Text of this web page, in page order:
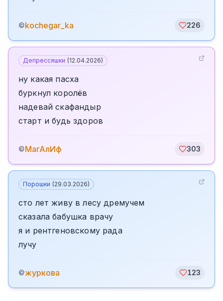
©kochegar_ka 226
Депрессяшки (12.04.2026)
ну какая пасха
буркнул королёв
надевай скафандыр
старт и будь здоров
©МагАлИф 303
Порошки (29.03.2026)
сто лет живу в лесу дремучем
сказала бабушка врачу
я и рентгеновскому рада
лучу
©журкова 123